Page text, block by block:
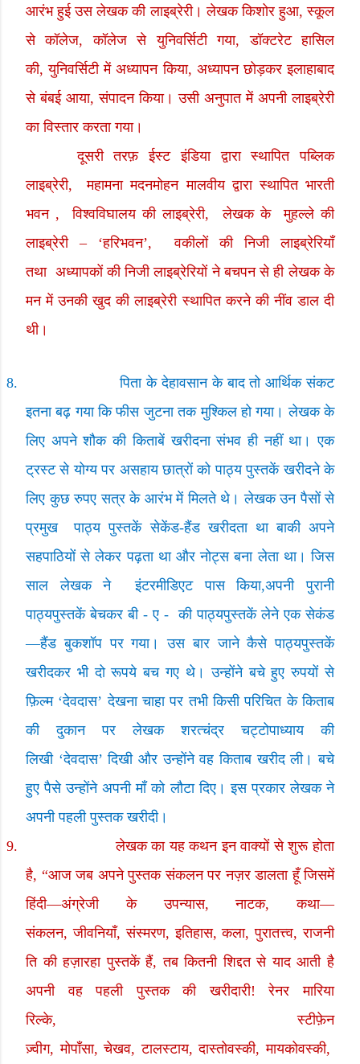
आरंभ हुई उस लेखक की लाइब्रेरी। लेखक किशोर हुआ,स्कूल
से कॉलेज,कॉलेज से युनिवर्सिटी गया,डॉक्टरेट हासिल
की,युनिवर्सिटी में अध्यापन किया, अध्यापन छोड़कर इलाहाबाद
से बंबई आया,संपादन किया। उसी अनुपात में अपनी लाइब्रेरी
का विस्तार करता गया।
दूसरी तरफ़ ईस्ट इंडिया द्वारा स्थापित पब्लिक
लाइब्रेरी,
महामना मदनमोहन मालवीय द्वारा स्थापित भारती
भवन , विश्वविघालय की लाइब्रेरी, लेखक के
मुहल्ले की
लाइब्रेरी– ‘हरिभवन’,
वकीलों की निजी लाइब्रेरियाँ
तथा अध्यापकों की निजी लाइब्रेरियों ने बचपन से ही लेखक के
मन में उनकी खुद की लाइब्रेरी स्थापित करने की नींव डाल दी
थी।
8.
पिता के देहावसान के बाद तो आर्थिक संकट
इतना बढ़ गया कि फीस जुटना तक मुश्किल हो गया। लेखक के
लिए अपने शौक की किताबें खरीदना संभव ही नहीं था। एक
ट्रस्ट से योग्य पर असहाय छात्रों को पाठ्य पुस्तकें खरीदने के
लिए कुछ रुपए सत्र के आरंभ में मिलते थे। लेखक उन पैसों से
प्रमुख
पाठ्य पुस्तकें सेकेंड-हैंड खरीदता था बाकी अपने
सहपाठियों से लेकर पढ़ता था और नोट्स बना लेता था। जिस
साल लेखक ने
इंटरमीडिएट पास किया,अपनी पुरानी
पाठ्यपुस्तकें बेचकर बी - ए - की पाठ्यपुस्तकें लेने एक सेकंड
—हैंड बुकशॉप पर गया। उस बार जाने कैसे पाठ्यपुस्तकें
खरीदकर भी दो रूपये बच गए थे। उन्होंने बचे हुए रुपयों से
फ़िल्म ‘देवदास’ देखना चाहा पर तभी किसी परिचित के किताब
की दुकान पर लेखक शरत्चंद्र चट्टोपाध्याय की
लिखी ‘देवदास’ दिखी और उन्होंने वह किताब खरीद ली। बचे
हुए पैसे उन्होंने अपनी माँ को लौटा दिए। इस प्रकार लेखक ने
अपनी पहली पुस्तक खरीदी।
9.
लेखक का यह कथन इन वाक्यों से शुरू होता
है, “आज जब अपने पुस्तक संकलन पर नज़र डालता हूँ जिसमें
हिंदी—अंग्रेजी के उपन्यास,नाटक,कथा—
संकलन,जीवनियाँ,संस्मरण,इतिहास,कला,पुरातत्त्व, राजनी
ति की हज़ारहा पुस्तकें हैं,तब कितनी शिद्दत से याद आती है
अपनी वह पहली पुस्तक की खरीदारी! रेनर मारिया
रिल्के,स्टीफ़ेन
ज़्वीग,मोपाँसा,चेखव, टालस्टाय,दास्तोवस्की,मायकोवस्की,